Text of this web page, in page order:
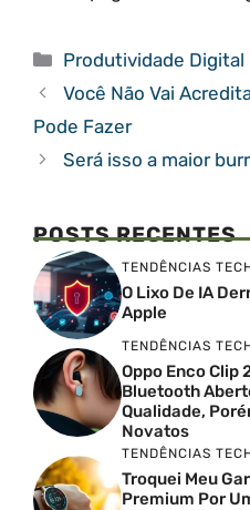
Categorias
Produtividade Digital
Você Não Vai
Pode Fazer
Será isso a maior
POSTS RECENTES
TENDÊNCIAS
O Lixo De IA
Apple
TENDÊNCIAS
Oppo Enco Clip
Bluetooth
Qualidade,
Novatos
TENDÊNCIAS
Troquei Meu
Premium Por